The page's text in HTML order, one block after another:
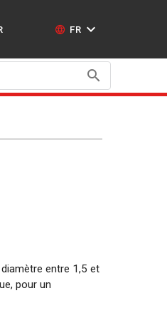
FR
entre 1,5 et
pour un